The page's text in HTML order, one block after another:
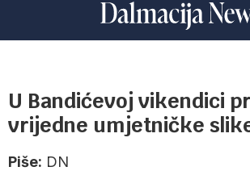
U Bandićevoj vikendici
vrijedne umjetničke
Piše: DN